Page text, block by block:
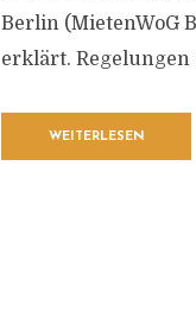
Berlin (MietenWoG
erklärt.
WEITERLESEN